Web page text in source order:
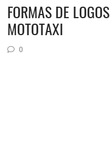
FORMAS DE
MOTOTAXI
0